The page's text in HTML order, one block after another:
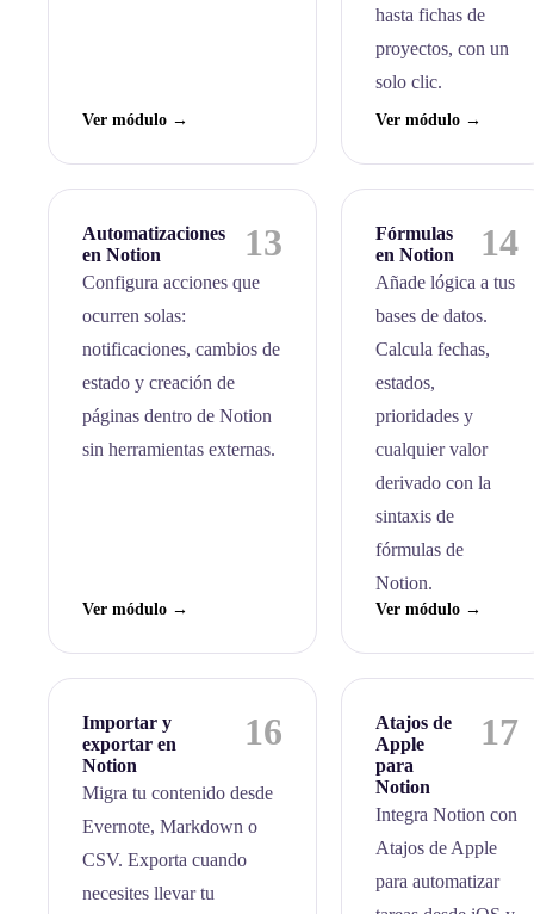
Ver módulo →
hasta fichas de
proyectos, con un
solo clic.
Ver módulo →
Automatizaciones
en Notion
13
Configura acciones que
ocurren solas:
notificaciones, cambios de
estado y creación de
páginas dentro de Notion
sin herramientas externas.
Ver módulo →
Fórmulas
en Notion
14
Añade lógica a tus
bases de datos.
Calcula fechas,
estados,
prioridades y
cualquier valor
derivado con la
sintaxis de
fórmulas de
Notion.
Ver módulo →
Importar y
exportar en
Notion
16
Migra tu contenido desde
Evernote, Markdown o
CSV. Exporta cuando
necesites llevar tu
Atajos de
Apple
para
Notion
17
Integra Notion con
Atajos de Apple
para automatizar